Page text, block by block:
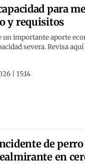
para
y requisitos
un importante aporte
severa. Revisa
| 15:14
de
en